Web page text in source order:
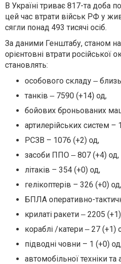
В Україні триває 817-та доба
цей час втрати військ РФ у
сягли понад 493 тисячі осіб.
За даними Генштабу, станом
орієнтовні втрати російської
становлять:
особового складу ‒
танків ‒ 7590 (+14) од,
бойових броньованих
артилерійських систем –
РСЗВ – 1076 (+2) од,
засоби ППО ‒ 807 (+4) од,
літаків – 354 (+0) од,
гелікоптерів – 326 (+0) од,
БПЛА оперативно-
крилаті ракети ‒ 2205
кораблі /катери ‒ 27 (+1)
підводні човни – 1 (+0)
автомобільної техніки